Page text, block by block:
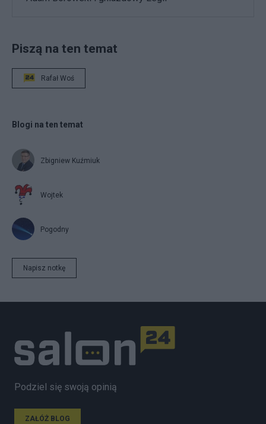
Piszą na ten temat
Rafał Woś
Blogi na ten temat
Zbigniew Kuźmiuk
Wojtek
Pogodny
Napisz notkę
Podziel się swoją opinią
ZAŁÓŻ BLOG